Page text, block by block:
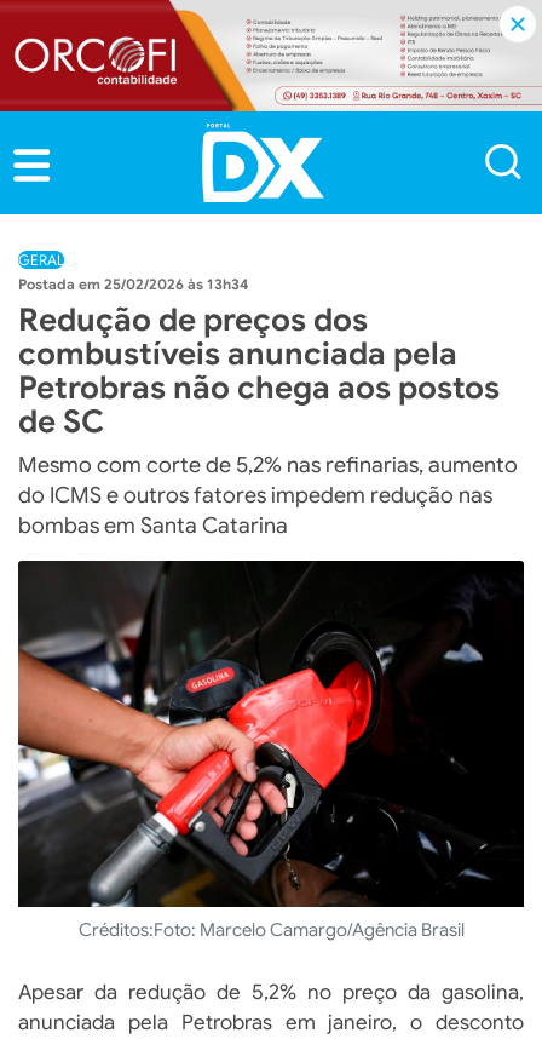
GERAL
25/02/2026 às 13h34
Redução de preços dos
combustíveis anunciada pela
Petrobras não chega aos postos
de SC
Mesmo com corte de 5,2% nas refinarias, aumento
do ICMS e outros fatores impedem redução nas
bombas em Santa Catarina
Créditos:Foto: Marcelo Camargo/Agência Brasil
Apesar da redução de 5,2% no preço da gasolina,
anunciada pela Petrobras em janeiro, o desconto